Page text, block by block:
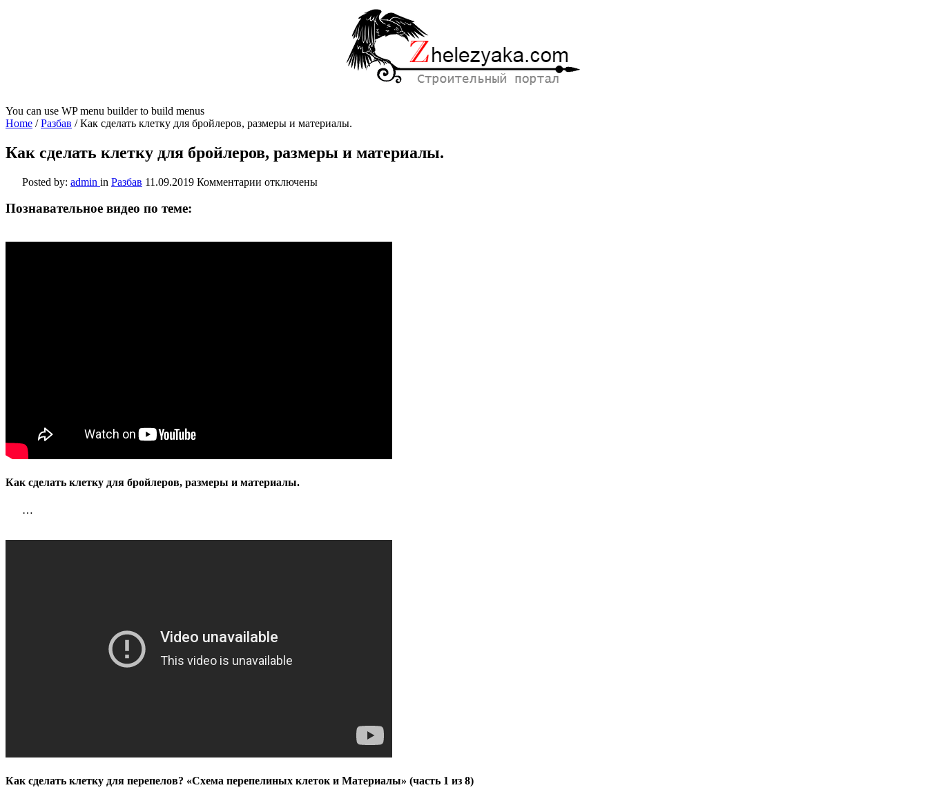
You can use WP menu builder to build menus
Home /Разбав /Как сделать клетку для бройлеров, размеры и материалы.
Как сделать клетку для бройлеров, размеры и материалы.
Posted by: admin in Разбав 11.09.2019 Комментарии
к
для
отключены
Познавательное видео по теме:
Как сделать клетку для бройлеров, размеры и материалы.
…
Как сделать клетку для перепелов? «Схема перепелиных клеток и Материалы» (часть 1 из 8)